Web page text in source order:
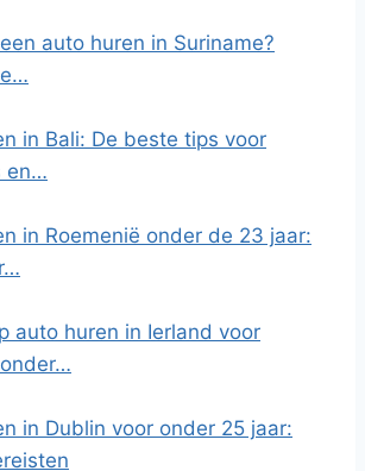
auto huren in Suriname?
in Bali: De beste tips voor
en…
in Roemenië onder de 23 jaar:
auto huren in Ierland voor
in Dublin voor onder 25 jaar: